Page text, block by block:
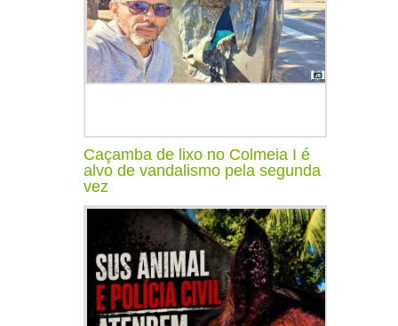
Caçamba de lixo no Colmeia I é
alvo de vandalismo pela segunda
vez